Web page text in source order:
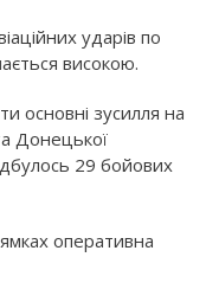
ударів по
високою.
основні зусилля на
Донецької
29 бойових
оперативна